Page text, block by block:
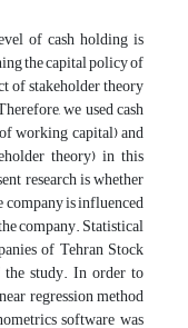
of cash holding is
the capital policy of
of stakeholder theory
we used cash
working capital) and
theory) in this
research is whether
is influenced
company. Statistical
of Tehran Stock
the study. In order to
regression method
software was